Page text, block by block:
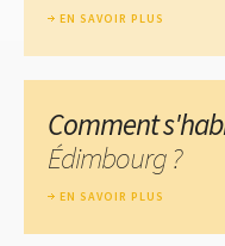
EN SAVOIR PLUS
Comment
Édimbourg ?
EN SAVOIR PLUS